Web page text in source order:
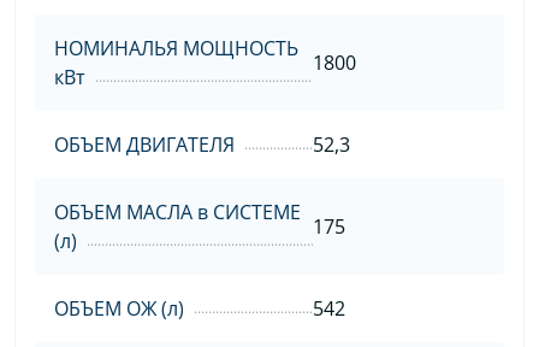
НОМИНАЛЬЯ МОЩНОСТЬ
кВт
1800
ОБЪЕМ ДВИГАТЕЛЯ 52,3
ОБЪЕМ МАСЛА в СИСТЕМЕ
(л)
175
ОБЪЕМ ОЖ (л) 542